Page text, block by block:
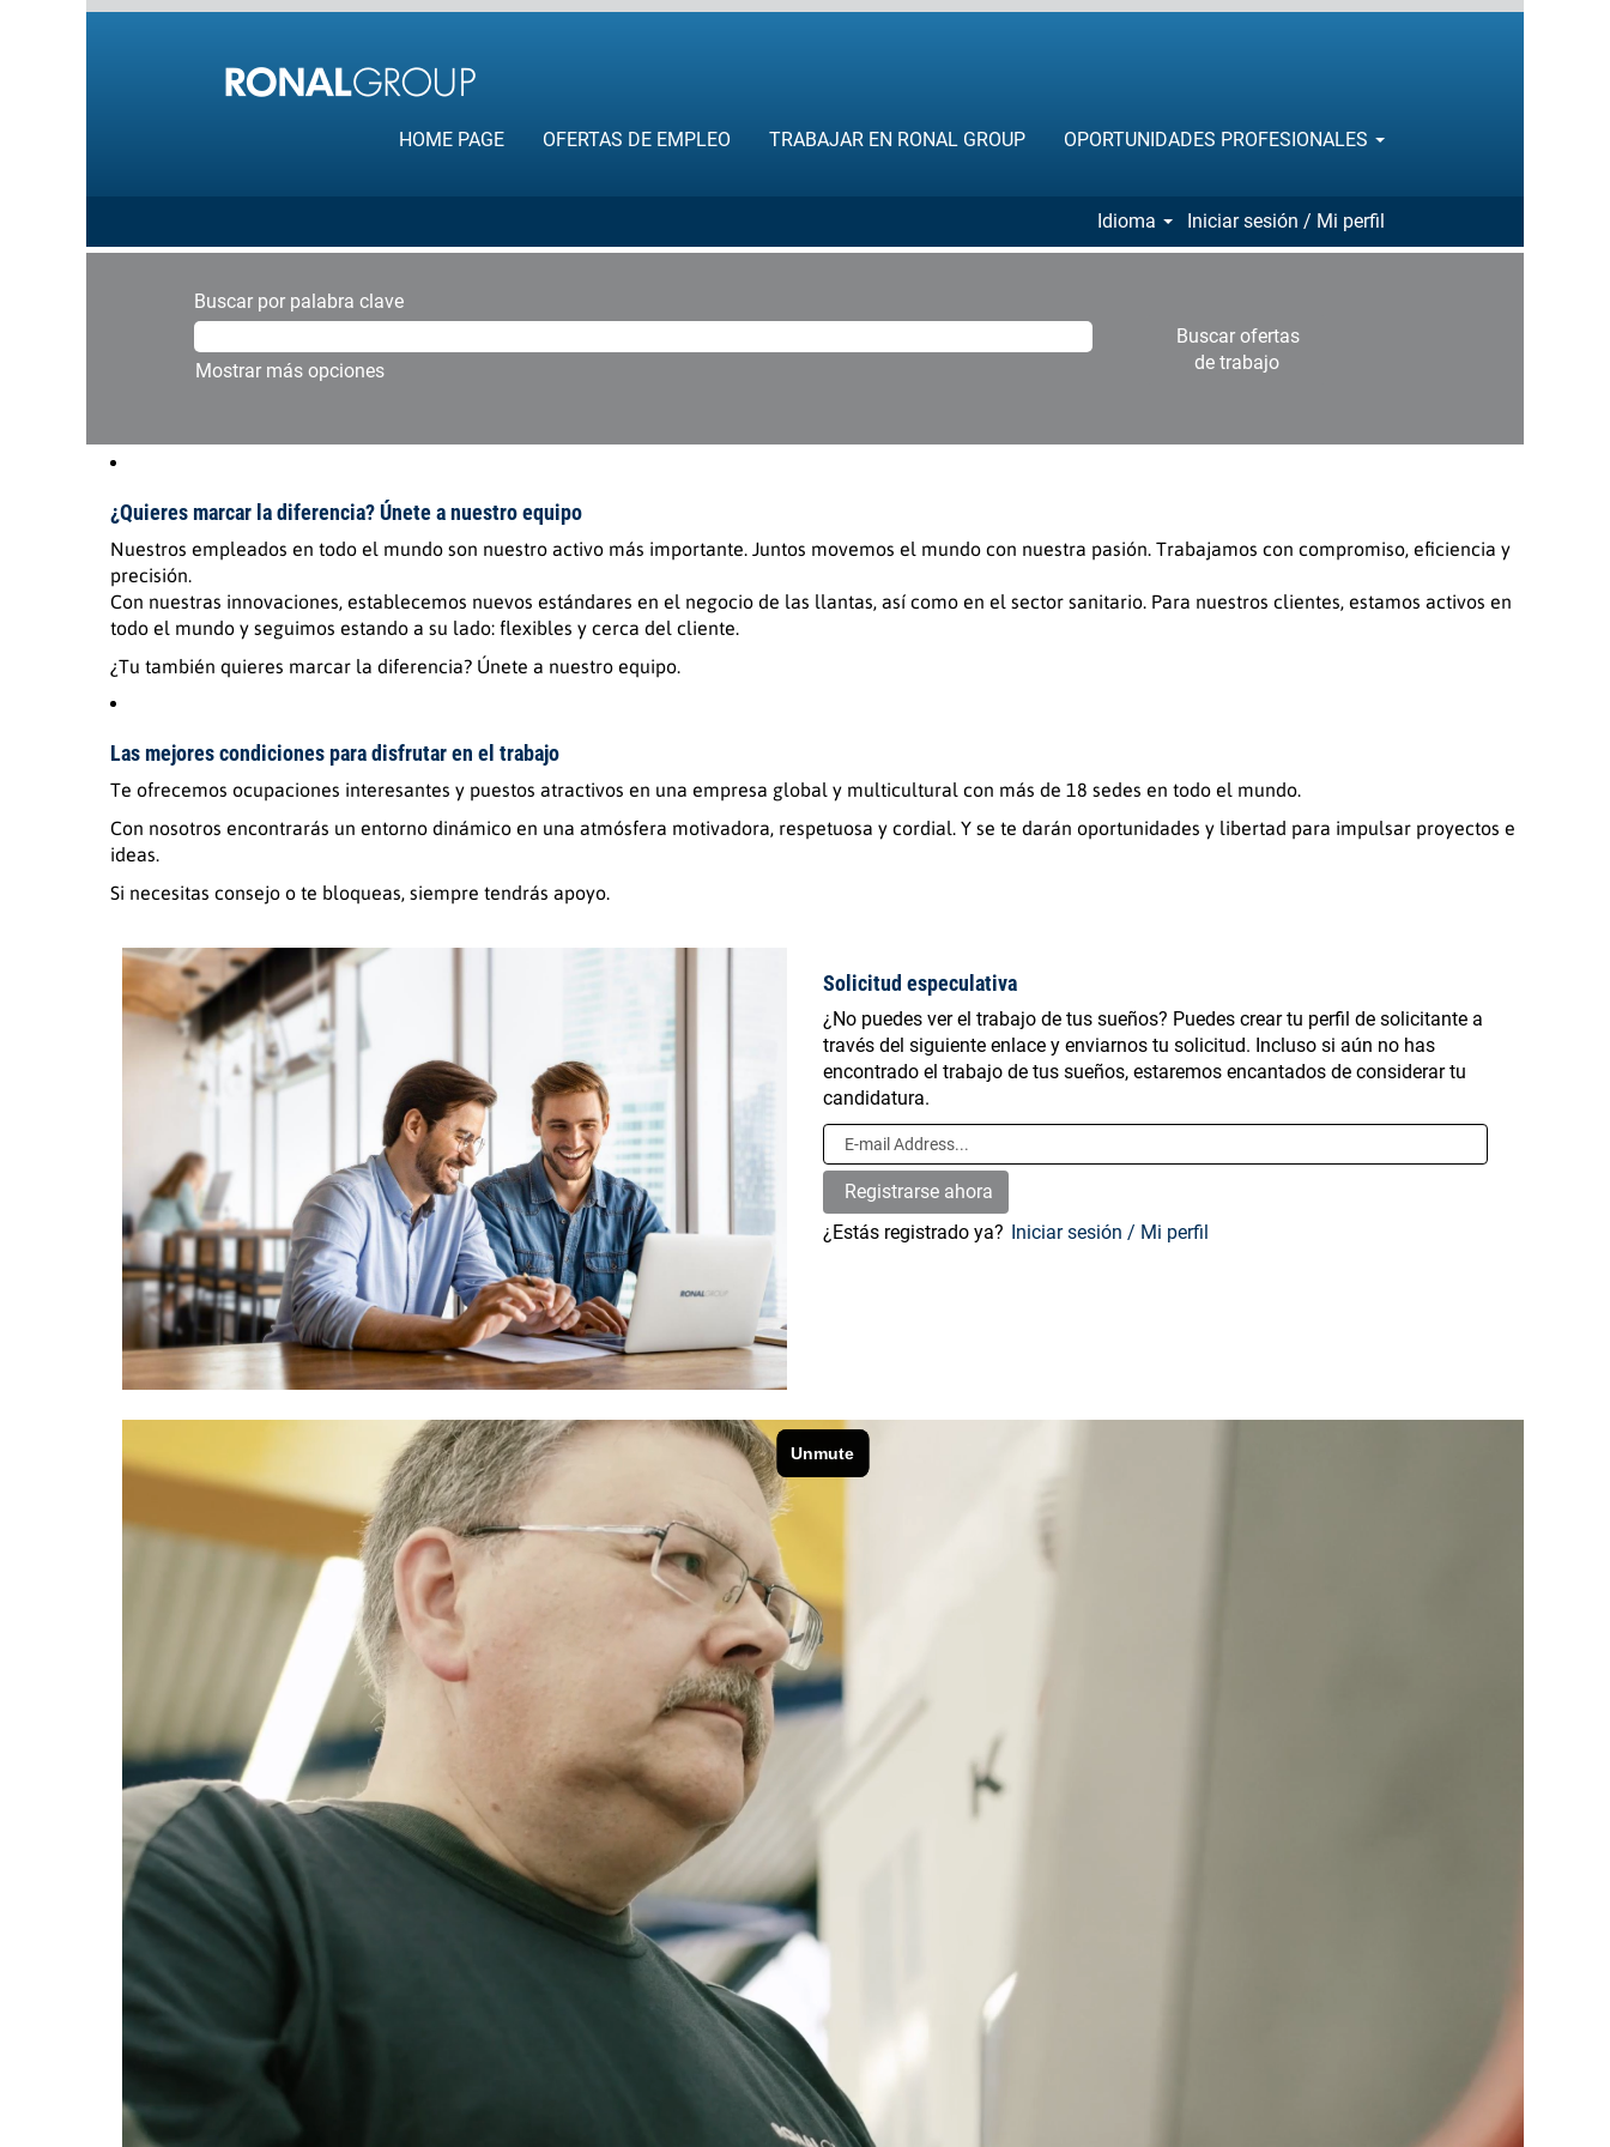
HOME PAGE OFERTAS DE EMPLEO TRABAJAR EN RONAL GROUP OPORTUNIDADES PROFESIONALES
Idioma Iniciar sesión / Mi perfil
Buscar por palabra clave
Mostrar más opciones
¿Quieres marcar la diferencia? Únete a nuestro equipo
Nuestros empleados en todo el mundo son nuestro activo más importante. Juntos movemos el mundo con nuestra pasión. Trabajamos con compromiso, eficiencia y
precisión.
Con nuestras innovaciones, establecemos nuevos estándares en el negocio de las llantas, así como en el sector sanitario. Para nuestros clientes, estamos activos en
todo el mundo y seguimos estando a su lado: flexibles y cerca del cliente.
¿Tu también quieres marcar la diferencia? Únete a nuestro equipo.
Las mejores condiciones para disfrutar en el trabajo
Te ofrecemos ocupaciones interesantes y puestos atractivos en una empresa global y multicultural con más de 18 sedes en todo el mundo.
Con nosotros encontrarás un entorno dinámico en una atmósfera motivadora, respetuosa y cordial. Y se te darán oportunidades y libertad para impulsar proyectos e
ideas.
Si necesitas consejo o te bloqueas, siempre tendrás apoyo.
Solicitud especulativa
¿No puedes ver el trabajo de tus sueños? Puedes crear tu perfil de solicitante a
través del siguiente enlace y enviarnos tu solicitud. Incluso si aún no has
encontrado el trabajo de tus sueños, estaremos encantados de considerar tu
candidatura.
¿Estás registrado ya? Iniciar sesión / Mi perfil